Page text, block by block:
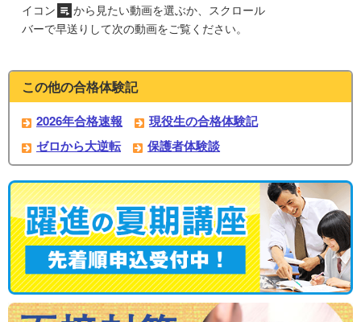
イコン
から見たい動画を選ぶか、スクロール
バーで早送りして次の動画をご覧ください。
この他の合格体験記
2026年合格速報
現役生の合格体験記
ゼロから大逆転
保護者体験談